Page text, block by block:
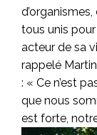
tous unis pour
acteur de sa
rappelé Martin
: « Ce n’est
que nous
est forte,